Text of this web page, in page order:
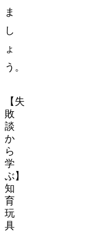
ま
し
ょ
う。
【失
敗
談
か
ら
学
ぶ】
知
育
玩
具